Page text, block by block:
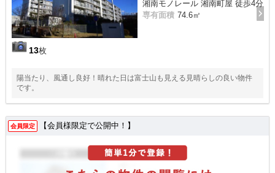
13枚
湘南モノレール 湘南町屋 徒歩4分
専有面積 74.6㎡
陽当たり、風通し良好！晴れた日は富士山も見える見晴らしの良い物件
です。
会員限定 【会員様限定で公開中！】